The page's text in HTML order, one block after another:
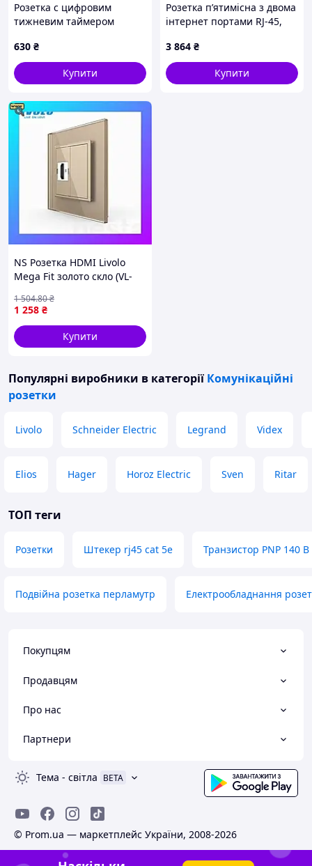
Розетка c цифровим
тижневим таймером
3000W, 230V
630 ₴
Купити
Розетка п’ятимісна з двома
інтернет портами RJ-45,
дизайнерська, скляна
рамка
3 864 ₴
Купити
NS Розетка HDMI Livolo
Mega Fit золото скло (VL-
1 258 ₴
1 504.80₴
Купити
Популярні виробники в категорії Комунікаційні
розетки
Livolo Schneider Electric Legrand Videx
Elios Hager Horoz Electric Sven Ritar
ТОП теги
Розетки Штекер rj45 cat 5e Транзистор PNP 140
Подвійна розетка перламутр Електрообладнання
Покупцям
Продавцям
Про нас
Партнери
Тема - світла BETA
© Prom.ua — маркетплейс України, 2008-2026